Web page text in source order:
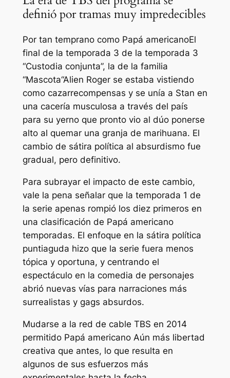
definió por tramas muy impredecibles
Por tan temprano como Papá americanoEl
final de la temporada 3 de la temporada 3
“Custodia conjunta”, la de la familia
“Mascota“Alien Roger se estaba vistiendo
como cazarrecompensas y se unía a Stan en
una cacería musculosa a través del país
para su yerno que pronto vio al dúo ponerse
alto al quemar una granja de marihuana. El
cambio de sátira política al absurdismo fue
gradual, pero definitivo.
Para subrayar el impacto de este cambio,
vale la pena señalar que la temporada 1 de
la serie apenas rompió los diez primeros en
una clasificación de Papá americano
temporadas. El enfoque en la sátira política
puntiaguda hizo que la serie fuera menos
tópica y oportuna, y centrando el
espectáculo en la comedia de personajes
abrió nuevas vías para narraciones más
surrealistas y gags absurdos.
Mudarse a la red de cable TBS en 2014
permitido Papá americanoAún más libertad
creativa que antes, lo que resulta en
algunos de sus esfuerzos más